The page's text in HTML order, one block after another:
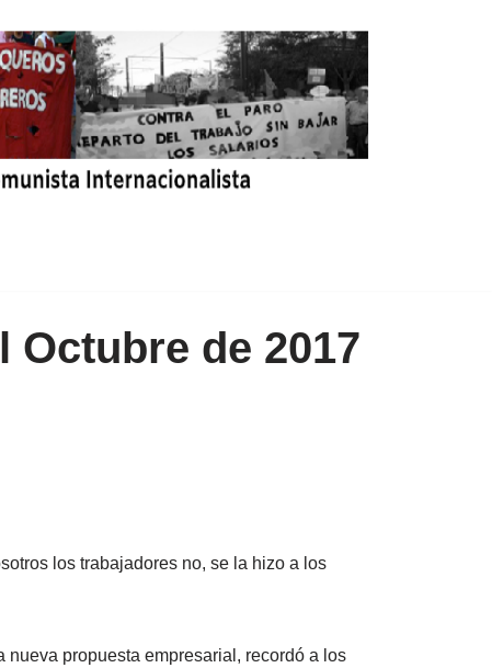
Octubre de 2017
los trabajadores no, se la hizo a los
propuesta empresarial, recordó a los